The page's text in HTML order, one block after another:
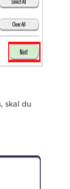
skal du